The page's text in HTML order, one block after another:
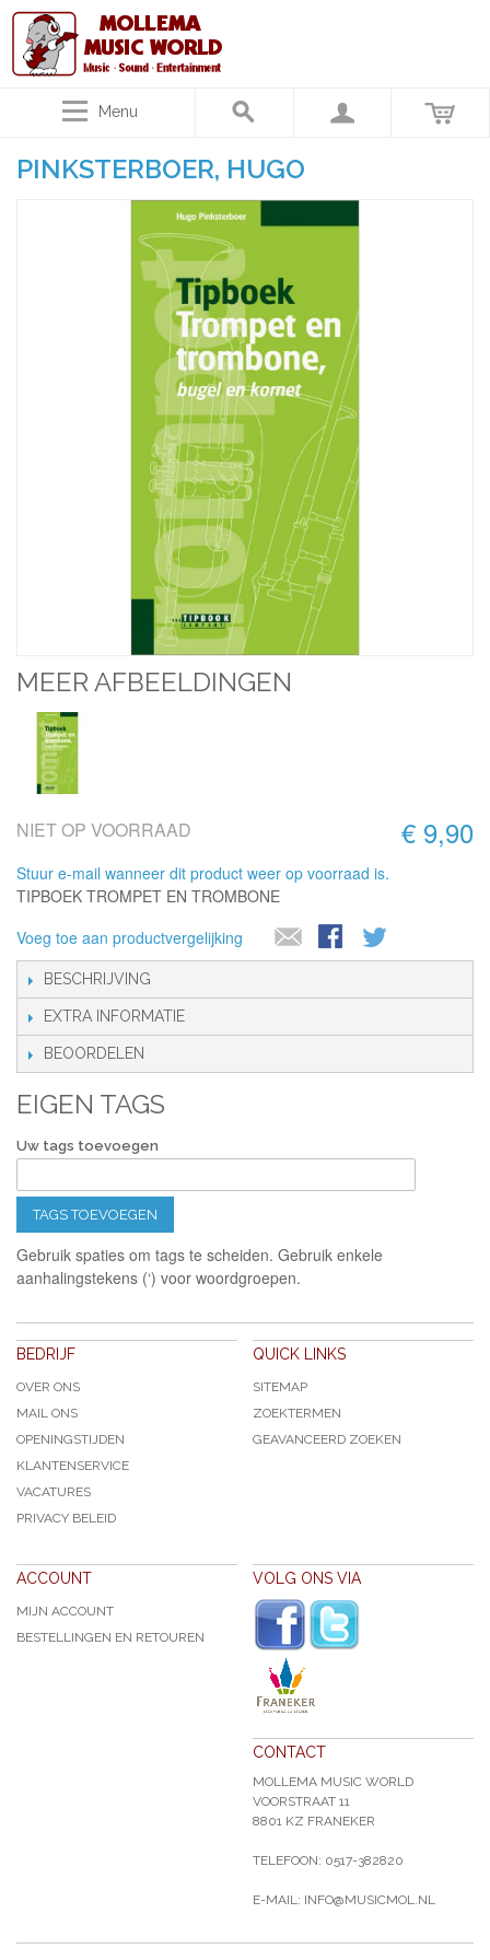
Menu
PINKSTERBOER, HUGO
MEER AFBEELDINGEN
€ 9,90
NIET OP VOORRAAD
Stuur e-mail wanneer dit product weer op voorraad is.
TIPBOEK TROMPET EN TROMBONE
Voeg toe aan productvergelijking
BESCHRIJVING
EXTRA INFORMATIE
BEOORDELEN
EIGEN TAGS
Uw tags toevoegen
TAGS TOEVOEGEN
Gebruik spaties om tags te scheiden. Gebruik enkele
aanhalingstekens (‘) voor woordgroepen.
BEDRIJF
OVER ONS
MAIL ONS
OPENINGSTIJDEN
KLANTENSERVICE
VACATURES
PRIVACY BELEID
QUICK LINKS
SITEMAP
ZOEKTERMEN
GEAVANCEERD ZOEKEN
ACCOUNT
MIJN ACCOUNT
BESTELLINGEN EN RETOUREN
VOLG ONS VIA
CONTACT
MOLLEMA MUSIC WORLD
VOORSTRAAT 11
8801 KZ FRANEKER
TELEFOON: 0517-382820
E-MAIL: INFO@MUSICMOL.NL